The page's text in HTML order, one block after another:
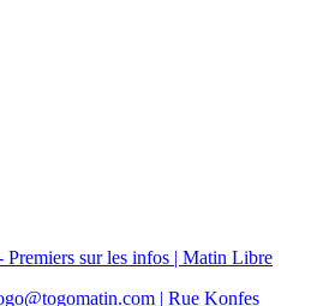
sur les infos | Matin Libre